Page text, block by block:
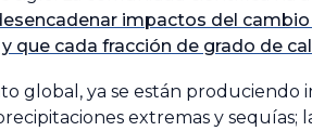
impactos del
que cada fracción de grado de
global, ya se están produciendo
extremas y sequías;